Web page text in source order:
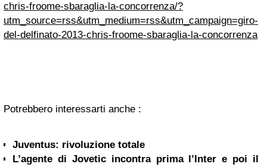
chris-froome-sbaraglia-la-concorrenza/?
utm_source=rss&utm_medium=rss&utm_campaign=giro-
del-delfinato-2013-chris-froome-sbaraglia-la-concorrenza
Potrebbero interessarti anche :
Juventus: rivoluzione totale
L’agente di Jovetic incontra prima l’Inter e poi il